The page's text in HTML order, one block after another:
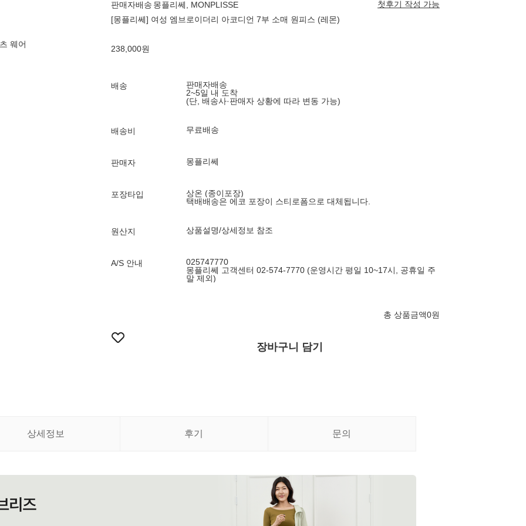
웨어
판매자배송 몽플리쎄, MONPLISSE
첫후기 작성 가능
[몽플리쎄] 여성 엠브로이더리 아코디언 7부 소매 원피스 (레몬)
238,000원
배송
판매자배송
2~5일 내 도착
(단, 배송사·판매자 상황에 따라 변동 가능)
배송비 무료배송
판매자 몽플리쎄
포장타입
상온 (종이포장)
택배배송은 에코 포장이 스티로폼으로 대체됩니다.
원산지 상품설명/상세정보 참조
A/S 안내
025747770
몽플리쎄 고객센터 02-574-7770 (운영시간 평일 10~17시, 공휴일 주
말 제외)
총 상품금액0원
장바구니 담기
상세정보 후기 문의